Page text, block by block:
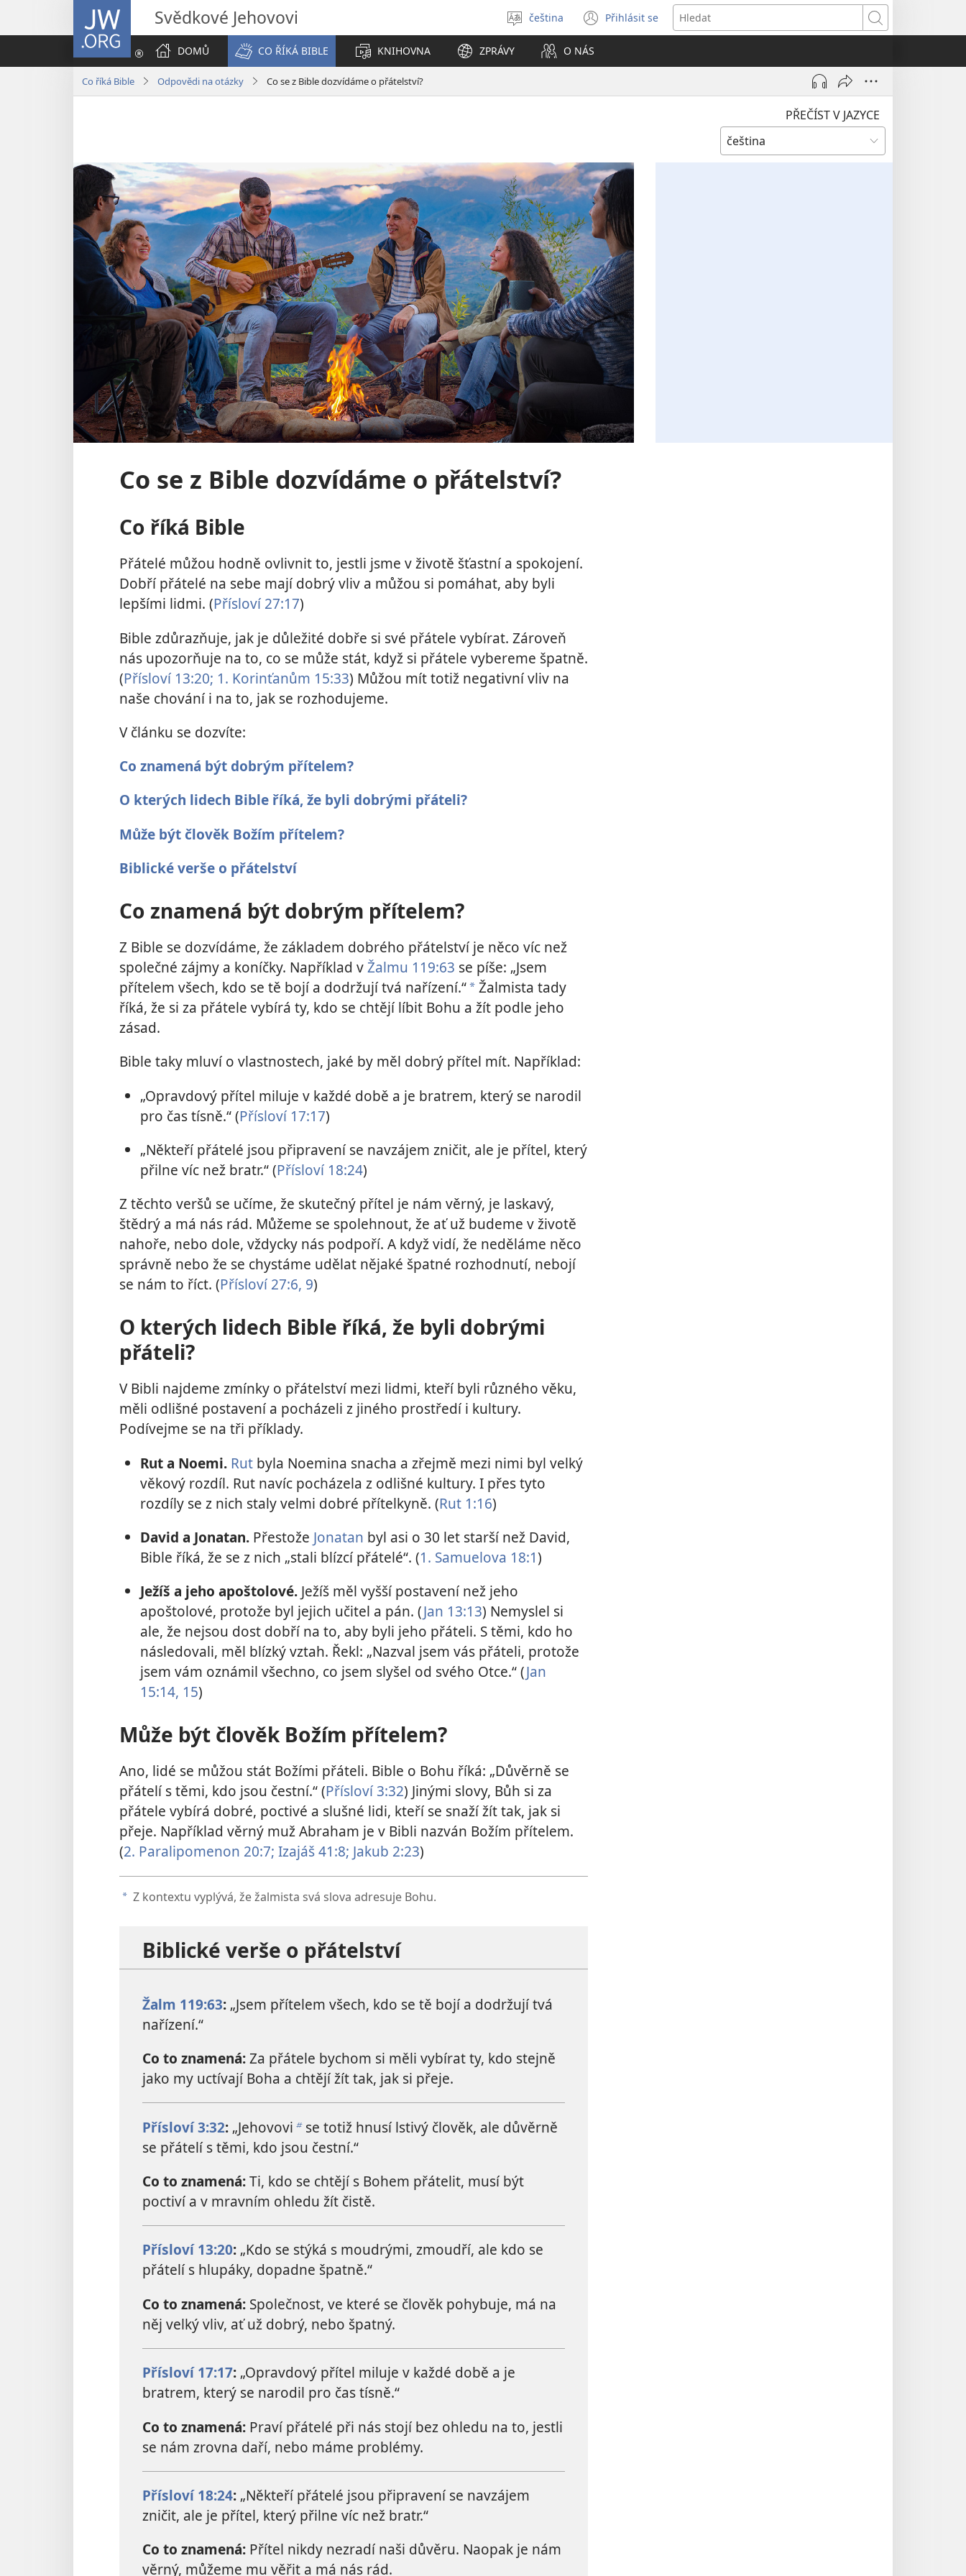
JW.ORG Svědkové Jehovovi
Vybrat
jazyk
čeština Přihlásit se
(otevřeno
nové
Hledat
DOMŮ
CO ŘÍKÁ BIBLE KNIHOVNA ZPRÁVY O NÁS
Co říká Bible Odpovědi na otázky Co se z Bible dozvídáme o přátelství?
PŘEČÍST V JAZYCE
Co se z Bible dozvídáme o přátelství?
Co říká Bible
Přátelé můžou hodně ovlivnit to, jestli jsme v životě šťastní a spokojení.
Dobří přátelé na sebe mají dobrý vliv a můžou si pomáhat, aby byli
lepšími lidmi. (Přísloví 27:17)
Bible zdůrazňuje, jak je důležité dobře si své přátele vybírat. Zároveň
nás upozorňuje na to, co se může stát, když si přátele vybereme špatně.
(Přísloví 13:20; 1. Korinťanům 15:33) Můžou mít totiž negativní vliv na
naše chování i na to, jak se rozhodujeme.
V článku se dozvíte:
Co znamená být dobrým přítelem?
O kterých lidech Bible říká, že byli dobrými přáteli?
Může být člověk Božím přítelem?
Biblické verše o přátelství
Co znamená být dobrým přítelem?
Z Bible se dozvídáme, že základem dobrého přátelství je něco víc než
společné zájmy a koníčky. Například vŽalmu 119:63 se píše: „Jsem
přítelem všech, kdo se tě bojí a dodržují tvá nařízení.“a Žalmista tady
říká, že si za přátele vybírá ty, kdo se chtějí líbit Bohu a žít podle jeho
zásad.
Bible taky mluví o vlastnostech, jaké by měl dobrý přítel mít. Například:
„Opravdový přítel miluje v každé době a je bratrem, který se narodil
pro čas tísně.“ (Přísloví 17:17)
„Někteří přátelé jsou připravení se navzájem zničit, ale je přítel, který
přilne víc než bratr.“ (Přísloví 18:24)
Z těchto veršů se učíme, že skutečný přítel je nám věrný, je laskavý,
štědrý a má nás rád. Můžeme se spolehnout, že ať už budeme v životě
nahoře, nebo dole, vždycky nás podpoří. A když vidí, že neděláme něco
správně nebo že se chystáme udělat nějaké špatné rozhodnutí, nebojí
se nám to říct. (Přísloví 27:6, 9)
O kterých lidech Bible říká, že byli dobrými
přáteli?
V Bibli najdeme zmínky o přátelství mezi lidmi, kteří byli různého věku,
měli odlišné postavení a pocházeli z jiného prostředí i kultury.
Podívejme se na tři příklady.
Rut a Noemi. Rutbyla Noemina snacha a zřejmě mezi nimi byl velký
věkový rozdíl. Rut navíc pocházela z odlišné kultury. I přes tyto
rozdíly se z nich staly velmi dobré přítelkyně. (Rut 1:16)
David a Jonatan.Přestože Jonatan byl asi o 30 let starší než David,
Bible říká, že se z nich „stali blízcí přátelé“. (1. Samuelova 18:1)
Ježíš a jeho apoštolové.Ježíš měl vyšší postavení než jeho
apoštolové, protože byl jejich učitel a pán. (Jan 13:13) Nemyslel si
ale, že nejsou dost dobří na to, aby byli jeho přáteli. S těmi, kdo ho
následovali, měl blízký vztah. Řekl: „Nazval jsem vás přáteli, protože
jsem vám oznámil všechno, co jsem slyšel od svého Otce.“ (Jan
15:14, 15)
Může být člověk Božím přítelem?
Ano, lidé se můžou stát Božími přáteli. Bible o Bohu říká: „Důvěrně se
přátelí s těmi, kdo jsou čestní.“ (Přísloví 3:32) Jinými slovy, Bůh si za
přátele vybírá dobré, poctivé a slušné lidi, kteří se snaží žít tak, jak si
přeje. Například věrný muž Abraham je v Bibli nazván Božím přítelem.
(2. Paralipomenon 20:7; Izajáš 41:8; Jakub 2:23)
a Z kontextu vyplývá, že žalmista svá slova adresuje Bohu.
Biblické verše o přátelství
Žalm 119:63: „Jsem přítelem všech, kdo se tě bojí a dodržují tvá
nařízení.“
Co to znamená:Za přátele bychom si měli vybírat ty, kdo stejně
jako my uctívají Boha a chtějí žít tak, jak si přeje.
Přísloví 3:32: „Jehovovi bse totiž hnusí lstivý člověk, ale důvěrně
se přátelí s těmi, kdo jsou čestní.“
Co to znamená:Ti, kdo se chtějí s Bohem přátelit, musí být
poctiví a v mravním ohledu žít čistě.
Přísloví 13:20: „Kdo se stýká s moudrými, zmoudří, ale kdo se
přátelí s hlupáky, dopadne špatně.“
Co to znamená: Společnost, ve které se člověk pohybuje, má na
něj velký vliv, ať už dobrý, nebo špatný.
Přísloví 17:17: „Opravdový přítel miluje v každé době a je
bratrem, který se narodil pro čas tísně.“
Co to znamená: Praví přátelé při nás stojí bez ohledu na to, jestli
se nám zrovna daří, nebo máme problémy.
Přísloví 18:24: „Někteří přátelé jsou připravení se navzájem
zničit, ale je přítel, který přilne víc než bratr.“
Co to znamená: Přítel nikdy nezradí naši důvěru. Naopak je nám
věrný, můžeme mu věřit a má nás rád.